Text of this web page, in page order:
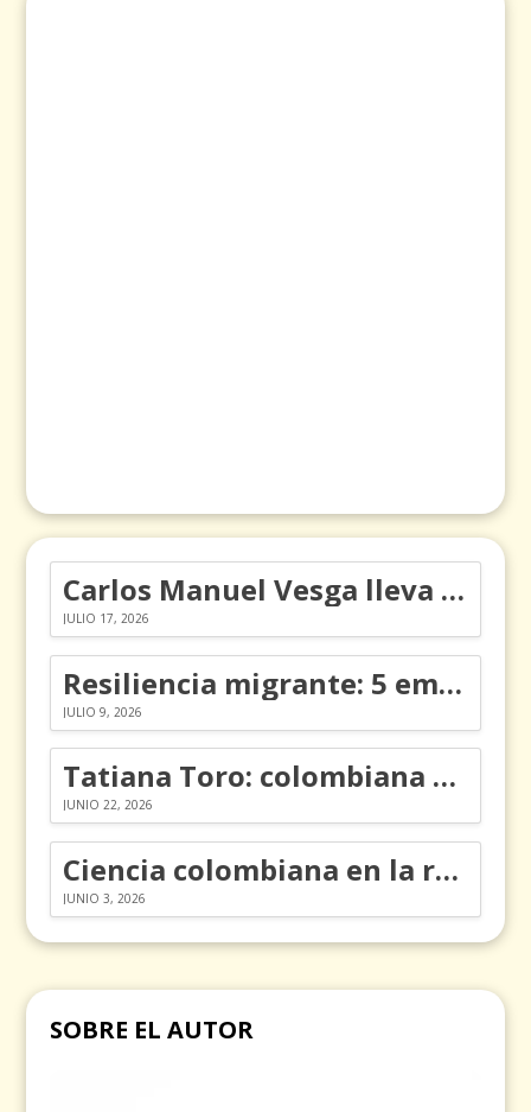
Carlos Manuel Vesga lleva el nombre de Colombia a los Emmy
JULIO 17, 2026
Resiliencia migrante: 5 emociones y cómo gestionarlas
JULIO 9, 2026
Tatiana Toro: colombiana que cambió la historia de las matemáticas
JUNIO 22, 2026
Ciencia colombiana en la revolución de los órganos en chips
JUNIO 3, 2026
SOBRE EL AUTOR